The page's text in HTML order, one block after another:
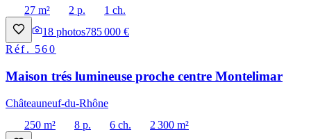
27 m²
2 p.
1 ch.
18 photos785 000 €
Réf. 560
Maison trés lumineuse proche centre Montelimar
Châteauneuf-du-Rhône
250 m²
8 p. 6 ch.
2 300 m²